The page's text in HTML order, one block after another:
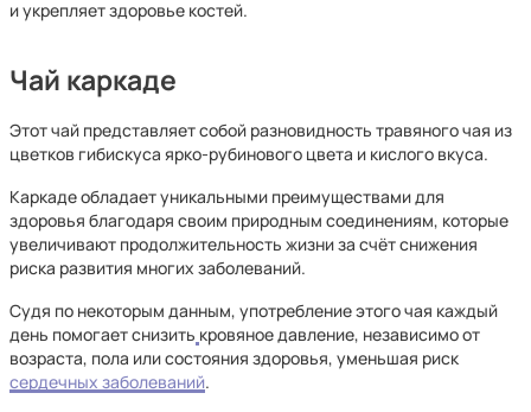
и укрепляет здоровье костей.
Чай каркаде
Этот чай представляет собой разновидность травяного чая из
цветков гибискуса ярко-рубинового цвета и кислого вкуса.
Каркаде обладает уникальными преимуществами для
здоровья благодаря своим природным соединениям, которые
увеличивают продолжительность жизни за счёт снижения
риска развития многих заболеваний.
Судя по некоторым данным, употребление этого чая каждый
день помогает снизить кровяное давление, независимо от
возраста, пола или состояния здоровья, уменьшая риск
сердечных заболеваний.